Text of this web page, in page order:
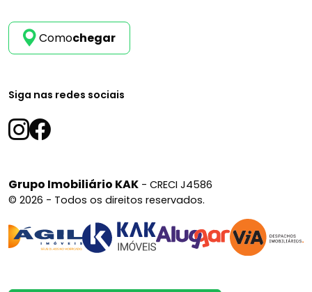
Comochegar
Siga nas redes sociais
Grupo Imobiliário KAK - CRECI J4586
© 2026 - Todos os direitos reservados.